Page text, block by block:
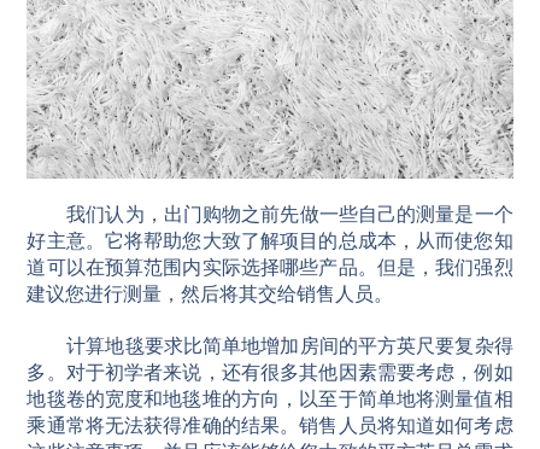
我们认为，出门购物之前先做一些自己的测量是一个
好主意。它将帮助您大致了解项目的总成本，从而使您知
道可以在预算范围内实际选择哪些产品。但是，我们强烈
建议您进行测量，然后将其交给销售人员。
计算地毯要求比简单地增加房间的平方英尺要复杂得
多。对于初学者来说，还有很多其他因素需要考虑，例如
地毯卷的宽度和地毯堆的方向，以至于简单地将测量值相
乘通常将无法获得准确的结果。销售人员将知道如何考虑